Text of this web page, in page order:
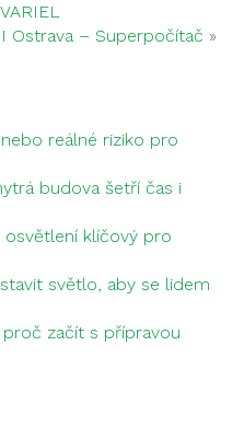
Ostrava – Superpočítač »
reálné riziko pro
budova šetří čas i
klíčový pro
světlo, aby se lidem
začít s přípravou